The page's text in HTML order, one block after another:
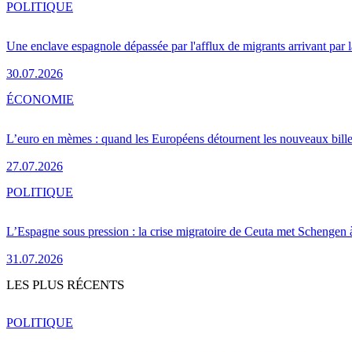
Une enclave espagnole dépassée par l'afflux de migrants arrivant par
30.07.2026
POLITIQUE
L’euro en mèmes : quand les Européens détournent les nouveaux
27.07.2026
ÉCONOMIE
L’Espagne sous pression : la crise migratoire de Ceuta met Schengen
31.07.2026
POLITIQUE
LES PLUS RÉCENTS
POLITIQUE